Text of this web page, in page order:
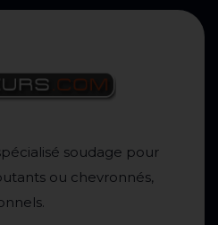
soudage pour
ou chevronnés,